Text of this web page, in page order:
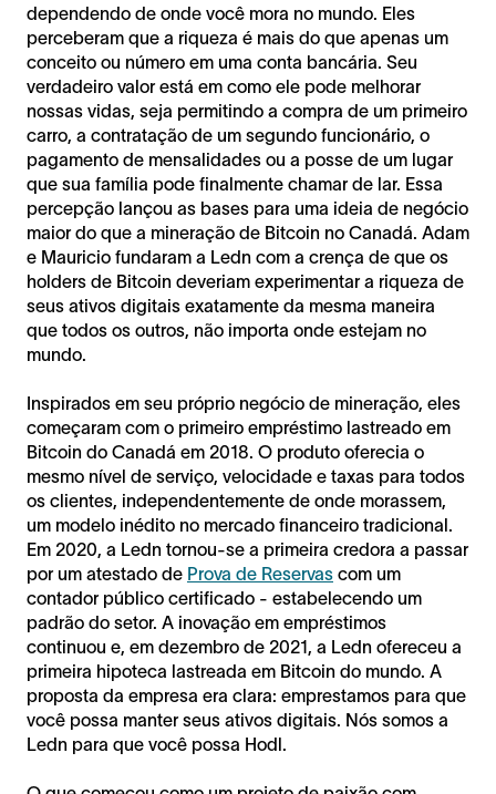
dependendo de onde você mora no mundo. Eles
perceberam que a riqueza é mais do que apenas um
conceito ou número em uma conta bancária. Seu
verdadeiro valor está em como ele pode melhorar
nossas vidas, seja permitindo a compra de um primeiro
carro, a contratação de um segundo funcionário, o
pagamento de mensalidades ou a posse de um lugar
que sua família pode finalmente chamar de lar. Essa
percepção lançou as bases para uma ideia de negócio
maior do que a mineração de Bitcoin no Canadá. Adam
e Mauricio fundaram a Ledn com a crença de que os
holders de Bitcoin deveriam experimentar a riqueza de
seus ativos digitais exatamente da mesma maneira
que todos os outros, não importa onde estejam no
mundo.
Inspirados em seu próprio negócio de mineração, eles
começaram com o primeiro empréstimo lastreado em
Bitcoin do Canadá em 2018. O produto oferecia o
mesmo nível de serviço, velocidade e taxas para todos
os clientes, independentemente de onde morassem,
um modelo inédito no mercado financeiro tradicional.
Em 2020, a Ledn tornou-se a primeira credora a passar
por um atestado de Prova de Reservas com um
contador público certificado - estabelecendo um
padrão do setor. A inovação em empréstimos
continuou e, em dezembro de 2021, a Ledn ofereceu a
primeira hipoteca lastreada em Bitcoin do mundo. A
proposta da empresa era clara: emprestamos para que
você possa manter seus ativos digitais. Nós somos a
Ledn para que você possa Hodl.